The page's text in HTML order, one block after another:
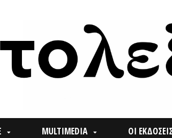
MULTIMEDIA ΟΙ ΕΚΔΟΣΕΙΣ ΜΑΣ